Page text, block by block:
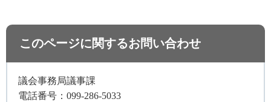
このページに関するお問い合わせ
議会事務局議事課
電話番号：099-286-5033